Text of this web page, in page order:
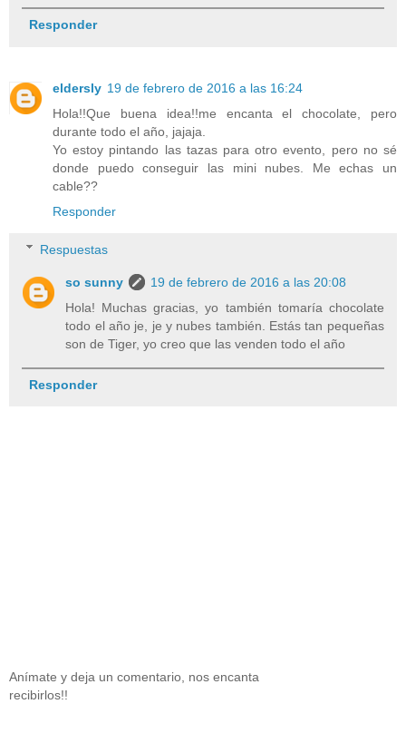
Responder
eldersly 19 de febrero de 2016 a las 16:24
Hola!!Que buena idea!!me encanta el chocolate, pero
durante todo el año, jajaja.
Yo estoy pintando las tazas para otro evento, pero no sé
donde puedo conseguir las mini nubes. Me echas un
cable??
Responder
Respuestas
so sunny
19 de febrero de 2016 a las 20:08
Hola! Muchas gracias, yo también tomaría chocolate
todo el año je, je y nubes también. Estás tan pequeñas
son de Tiger, yo creo que las venden todo el año
Responder
Anímate y deja un comentario, nos encanta
recibirlos!!